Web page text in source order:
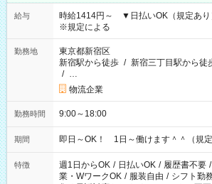
給与
時給1414円～ ▼日払いOK（規定あ
※規定による
勤務地
東京都新宿区
新宿駅から徒歩 / 新宿三丁目駅から徒
/ …
物流企業
勤務時間 9:00～18:00
期間 即日～OK！ 1日～働けます＾＾（規定
特徴 週1日からOK / 日払いOK / 履歴書不要 /
業・WワークOK / 服装自由 / シフト勤